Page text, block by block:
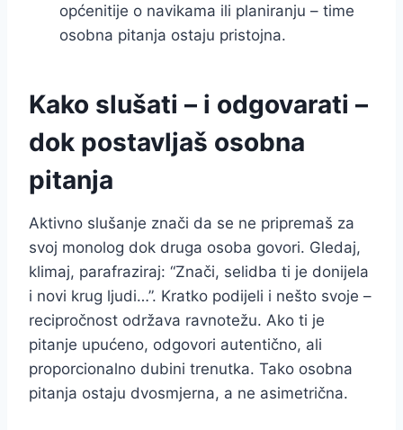
općenitije o navikama ili planiranju – time
osobna pitanja ostaju pristojna.
Kako slušati – i odgovarati –
dok postavljaš osobna
pitanja
Aktivno slušanje znači da se ne pripremaš za
svoj monolog dok druga osoba govori. Gledaj,
klimaj, parafraziraj: “Znači, selidba ti je donijela
i novi krug ljudi…”. Kratko podijeli i nešto svoje –
recipročnost održava ravnotežu. Ako ti je
pitanje upućeno, odgovori autentično, ali
proporcionalno dubini trenutka. Tako osobna
pitanja ostaju dvosmjerna, a ne asimetrična.